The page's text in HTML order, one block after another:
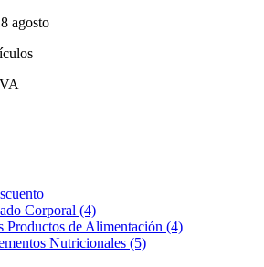
agosto
Corporal (4)
Productos de Alimentación (4)
Nutricionales (5)